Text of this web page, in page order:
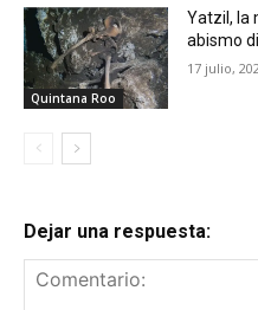
Quintana Roo
Yatzil, la
abismo
17 julio,
Dejar una respuesta: